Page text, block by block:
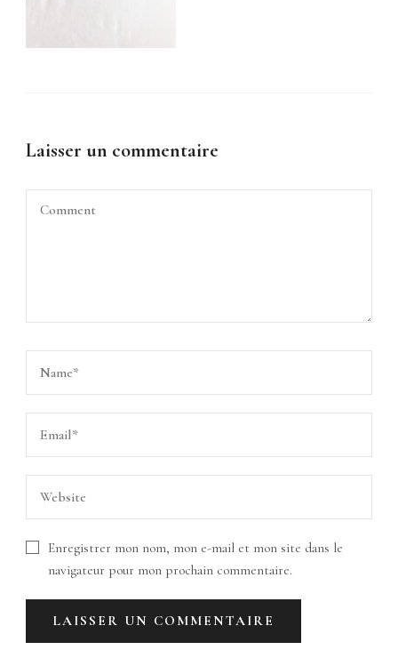
Laisser un commentaire
Enregistrer mon nom, mon e-mail et mon site dans le
navigateur pour mon prochain commentaire.